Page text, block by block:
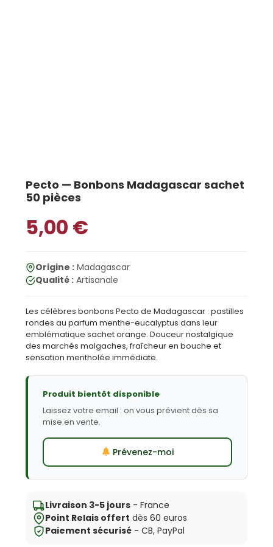
Pecto — Bonbons Madagascar sachet
50 pièces
5,00 €
Origine : Madagascar
Qualité : Artisanale
Les célèbres bonbons Pecto de Madagascar : pastilles
rondes au parfum menthe-eucalyptus dans leur
emblématique sachet orange. Douceur nostalgique
des marchés malgaches, fraîcheur en bouche et
sensation mentholée immédiate.
Produit bientôt disponible
Laissez votre email : on vous prévient dès sa
mise en vente.
Prévenez-moi
Livraison 3-5 jours - France
Point Relais offert dès 60 euros
Paiement sécurisé - CB, PayPal